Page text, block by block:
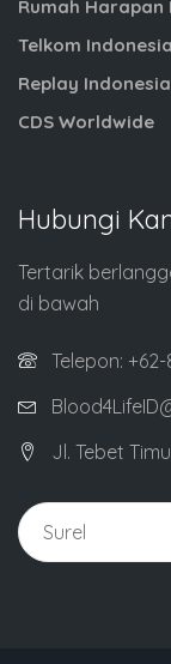
Rumah Harapan
Telkom Indonesia
Replay Indonesia
CDS Worldwide
Hubungi
Tertarik
di bawah
Telepon:
Jl. Tebet